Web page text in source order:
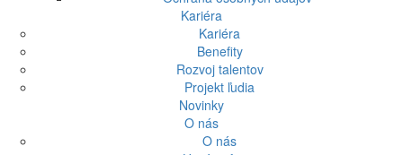
Kariéra
Kariéra
Benefity
Rozvoj talentov
Projekt ľudia
Novinky
O nás
O nás